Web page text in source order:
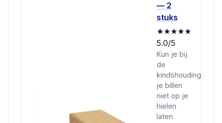
— 2
stuks
★★★★★
5.0/5
Kun je bij
de
kindshouding
je billen
niet op je
hielen
laten